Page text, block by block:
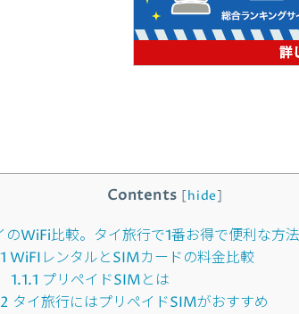
Contents [hide]
のWiFi比較。タイ旅行で1番お得で便利な方
WiFIレンタルとSIMカードの料金比較
1.1.1 プリペイドSIMとは
タイ旅行にはプリペイドSIMがおすすめ